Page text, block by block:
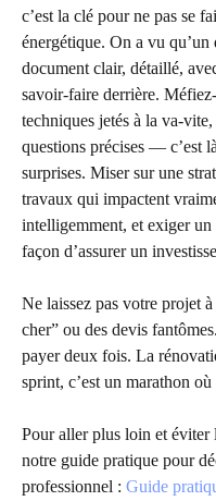
c’est la clé pour ne pas se
énergétique. On a vu
document clair, détaillé,
savoir-faire derrière.
techniques jetés à la va-
questions précises — c’est
surprises. Miser sur une
travaux qui impactent
intelligemment, et exiger un
façon d’assurer un
Ne laissez pas votre projet
cher” ou des devis
payer deux fois. La
sprint, c’est un marathon
Pour aller plus loin et éviter
notre guide pratique pour
professionnel : Guide